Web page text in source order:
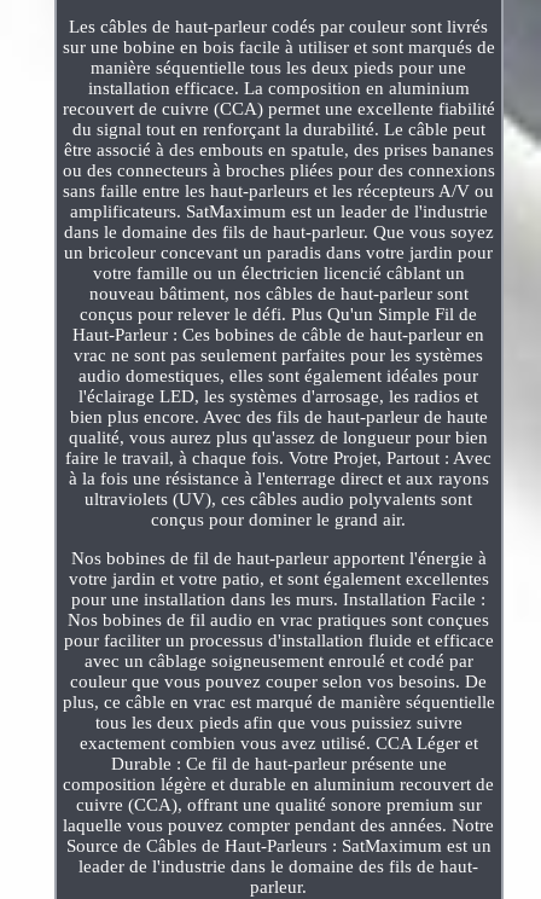
Les câbles de haut-parleur codés par couleur sont livrés
sur une bobine en bois facile à utiliser et sont marqués de
manière séquentielle tous les deux pieds pour une
installation efficace. La composition en aluminium
recouvert de cuivre (CCA) permet une excellente fiabilité
du signal tout en renforçant la durabilité. Le câble peut
être associé à des embouts en spatule, des prises bananes
ou des connecteurs à broches pliées pour des connexions
sans faille entre les haut-parleurs et les récepteurs A/V ou
amplificateurs. SatMaximum est un leader de l'industrie
dans le domaine des fils de haut-parleur. Que vous soyez
un bricoleur concevant un paradis dans votre jardin pour
votre famille ou un électricien licencié câblant un
nouveau bâtiment, nos câbles de haut-parleur sont
conçus pour relever le défi. Plus Qu'un Simple Fil de
Haut-Parleur : Ces bobines de câble de haut-parleur en
vrac ne sont pas seulement parfaites pour les systèmes
audio domestiques, elles sont également idéales pour
l'éclairage LED, les systèmes d'arrosage, les radios et
bien plus encore. Avec des fils de haut-parleur de haute
qualité, vous aurez plus qu'assez de longueur pour bien
faire le travail, à chaque fois. Votre Projet, Partout : Avec
à la fois une résistance à l'enterrage direct et aux rayons
ultraviolets (UV), ces câbles audio polyvalents sont
conçus pour dominer le grand air.
Nos bobines de fil de haut-parleur apportent l'énergie à
votre jardin et votre patio, et sont également excellentes
pour une installation dans les murs. Installation Facile :
Nos bobines de fil audio en vrac pratiques sont conçues
pour faciliter un processus d'installation fluide et efficace
avec un câblage soigneusement enroulé et codé par
couleur que vous pouvez couper selon vos besoins. De
plus, ce câble en vrac est marqué de manière séquentielle
tous les deux pieds afin que vous puissiez suivre
exactement combien vous avez utilisé. CCA Léger et
Durable : Ce fil de haut-parleur présente une
composition légère et durable en aluminium recouvert de
cuivre (CCA), offrant une qualité sonore premium sur
laquelle vous pouvez compter pendant des années. Notre
Source de Câbles de Haut-Parleurs : SatMaximum est un
leader de l'industrie dans le domaine des fils de haut-
parleur.